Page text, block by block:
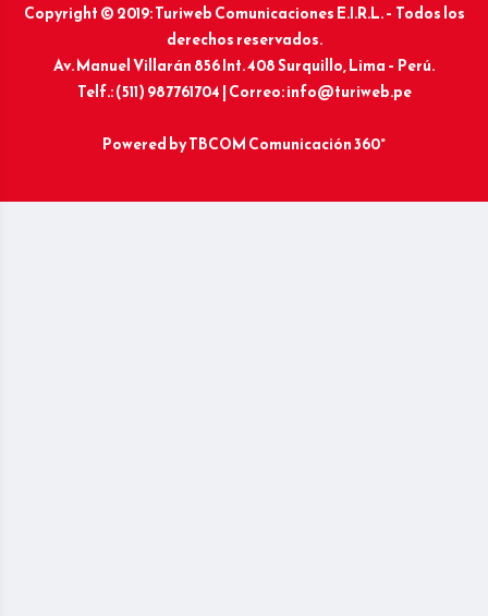
Copyright © 2019: Turiweb Comunicaciones E.I.R.L. – Todos los
derechos reservados.
Av. Manuel Villarán 856 Int. 408 Surquillo, Lima – Perú.
Telf.: (511) 987761704 | Correo: info@turiweb.pe
Powered byTBCOM Comunicación 360°